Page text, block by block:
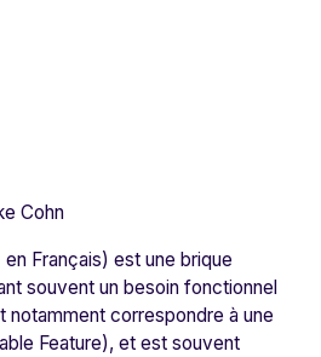
Cohn
Français) est une brique
souvent un besoin fonctionnel
notamment correspondre à une
Feature), et est souvent